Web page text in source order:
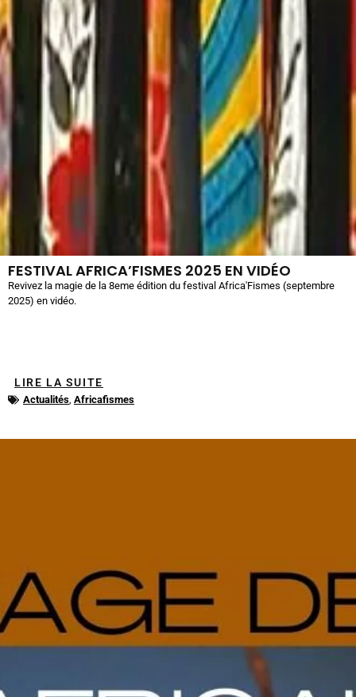
FESTIVAL AFRICA’FISMES 2025 EN VIDÉO
Revivez la magie de la 8eme édition du festival Africa'Fismes (septembre
2025) en vidéo.
LIRE LA SUITE
Actualités, Africafismes